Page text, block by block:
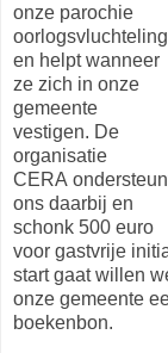
onze parochie
oorlogsvluchteling
en helpt wanneer
ze zich in onze
gemeente
vestigen. De
organisatie
CERA
ons daarbij en
schonk 500 euro
voor gastvrije
start gaat willen
onze gemeente
boekenbon.